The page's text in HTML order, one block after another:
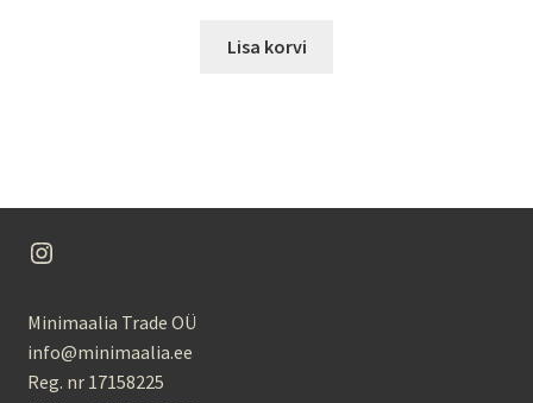
Lisa korvi
Instagram
Minimaalia Trade OÜ
info@minimaalia.ee
Reg. nr 17158225